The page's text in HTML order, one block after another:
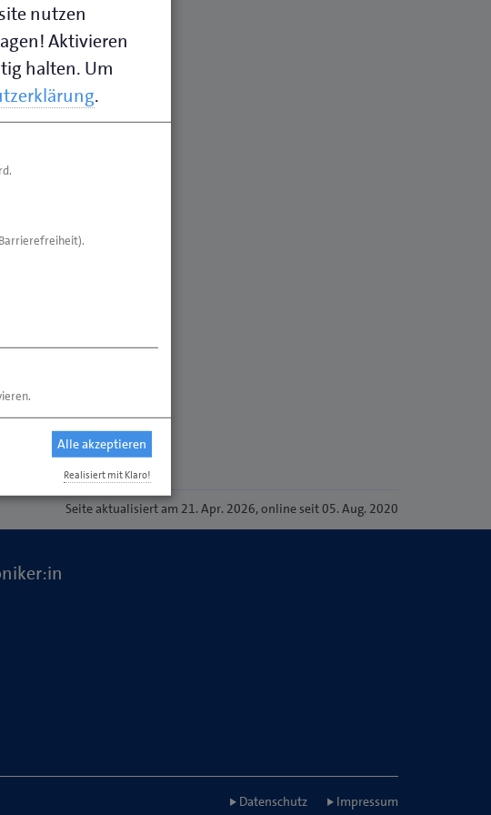
Seiteaktualisiert am 21. Apr. 2026, online seit 05. Aug. 2020
Datenschutz Impressum
nutzen
Aktivieren
halten. Um
.
Alle akzeptieren
Realisiert mit Klaro!